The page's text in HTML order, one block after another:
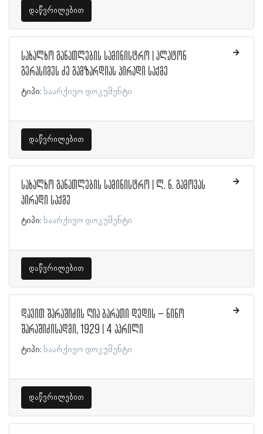
დაწვრილებით
სახალხო განათლების სამინისტრო | პლატონ
გერასიმეს ძე გამზარდიას პირადი საქმე
ტიპი: საარქივო დოკუმენტი
დაწვრილებით
სახალხო განათლების სამინისტრო | ლ. ნ. გამოვას
პირადი საქმე
ტიპი: საარქივო დოკუმენტი
დაწვრილებით
დავით შარაშიძის ღია ბარათი დედის – ნინო
შარაშიძისადმი, 1929 | 4 აპრილი
ტიპი: საარქივო დოკუმენტი
დაწვრილებით